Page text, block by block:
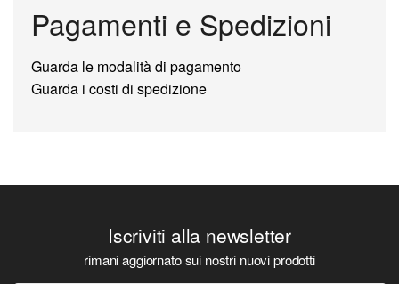
Pagamenti e Spedizioni
Guarda le modalità di pagamento
Guarda i costi di spedizione
Iscriviti alla newsletter
rimani aggiornato sui nostri nuovi prodotti